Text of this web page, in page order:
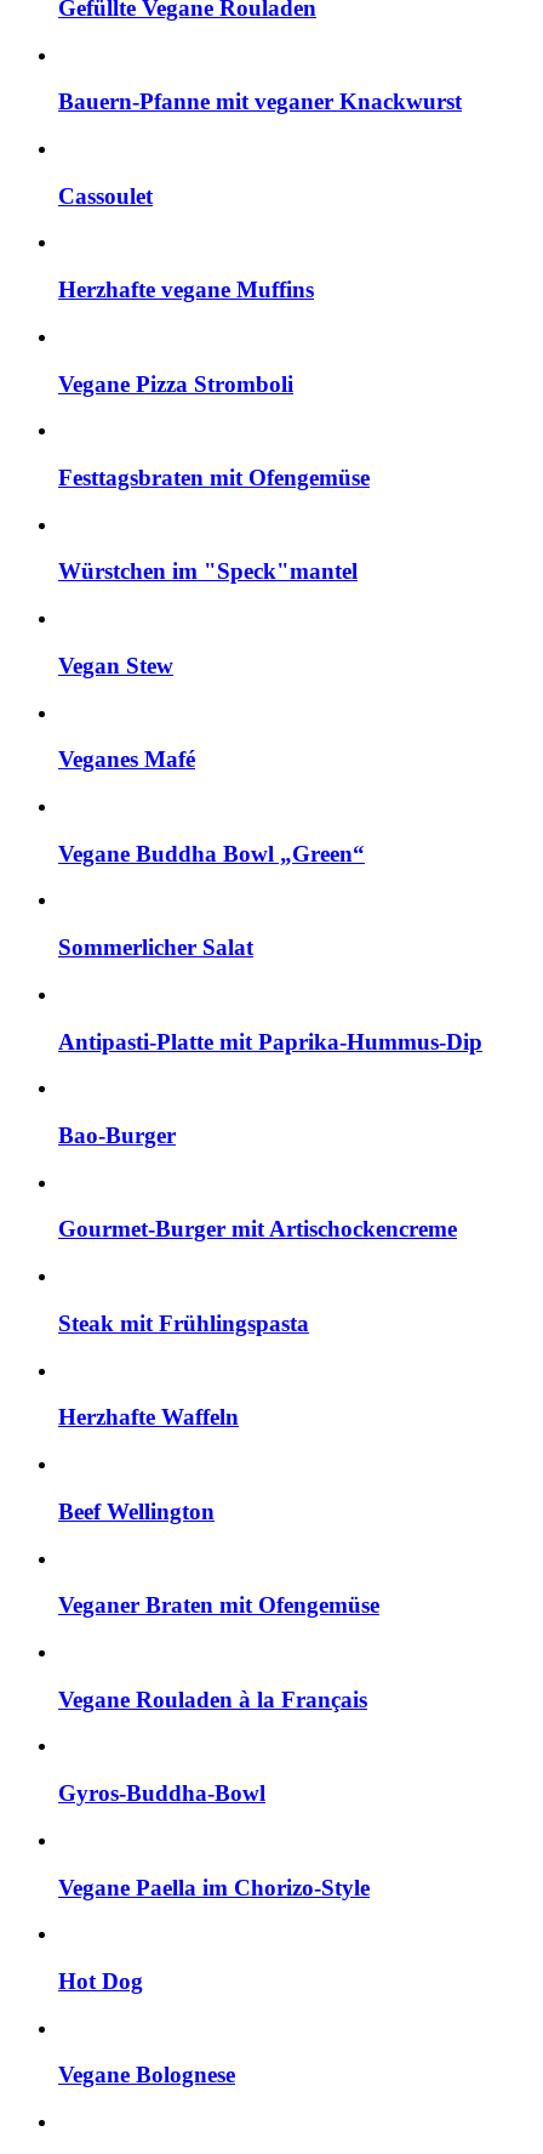
Gefüllte Vegane Rouladen
Bauern-Pfanne mit veganer Knackwurst
Cassoulet
Herzhafte vegane Muffins
Vegane Pizza Stromboli
Festtagsbraten mit Ofengemüse
Würstchen im "Speck"mantel
Vegan Stew
Veganes Mafé
Vegane Buddha Bowl „Green“
Sommerlicher Salat
Antipasti-Platte mit Paprika-Hummus-Dip
Bao-Burger
Gourmet-Burger mit Artischockencreme
Steak mit Frühlingspasta
Herzhafte Waffeln
Beef Wellington
Veganer Braten mit Ofengemüse
Vegane Rouladen à la Français
Gyros-Buddha-Bowl
Vegane Paella im Chorizo-Style
Hot Dog
Vegane Bolognese